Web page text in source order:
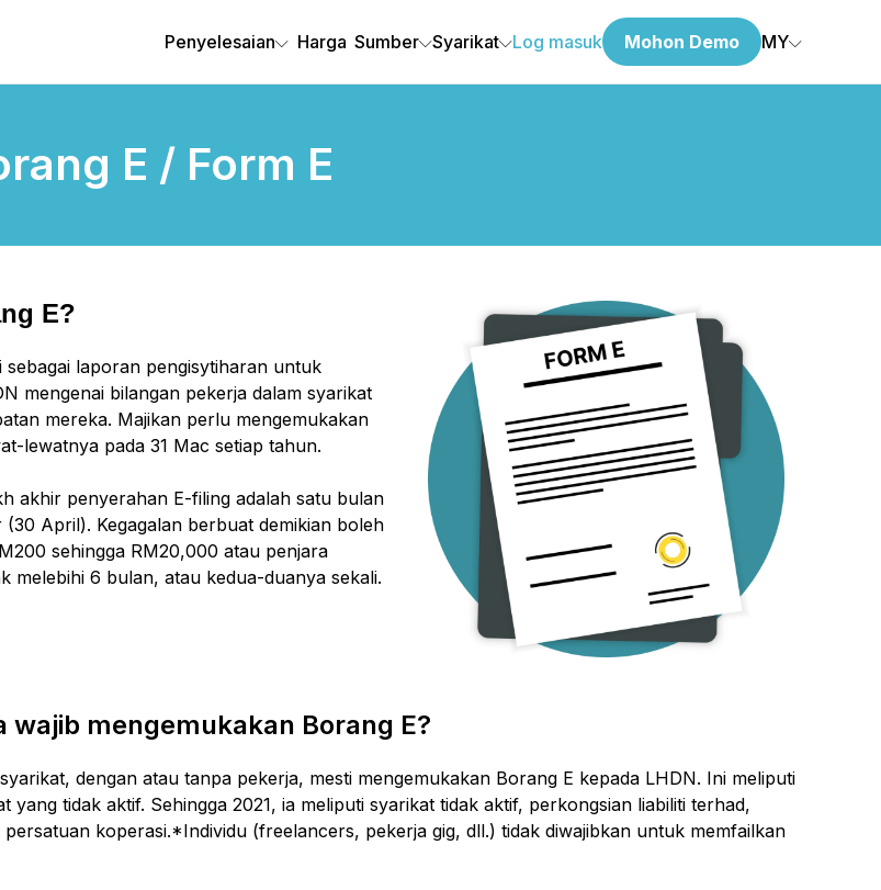
Penyelesaian Harga Sumber Syarikat Log masuk Mohon Demo MY
E / Form E
E?
sebagai laporan pengisytiharan untuk
mengenai bilangan pekerja dalam syarikat
mereka. Majikan perlu mengemukakan
lewatnya pada 31 Mac setiap tahun.
akhir penyerahan E-filing adalah satu bulan
April). Kegagalan berbuat demikian boleh
sehingga RM20,000 atau penjara
melebihi 6 bulan, atau kedua-duanya sekali.
wajib mengemukakan Borang E?
dengan atau tanpa pekerja, mesti mengemukakan Borang E kepada LHDN. Ini meliputi
yang tidak aktif. Sehingga 2021, ia meliputi syarikat tidak aktif, perkongsian liabiliti terhad,
persatuan koperasi.*Individu (freelancers, pekerja gig, dll.) tidak diwajibkan untuk memfailkan